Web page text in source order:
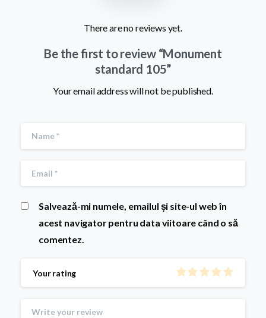
There are no reviews yet.
Be the first to review “Monument
standard 105”
Your email address will not be published.
Salvează-mi numele, emailul și site-ul web în
acest navigator pentru data viitoare când o să
comentez.
Your rating